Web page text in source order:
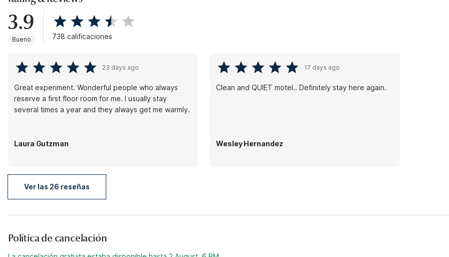
3.9
Bueno 738 calificaciones
23 days ago
Great experiment. Wonderful people who always
reserve a first floor room for me. I usually stay
several times a year and they always get me warmly.
Laura Gutzman
17 days ago
Clean and QUIET motel.. Definitely stay here again.
Wesley Hernandez
Ver las 26 reseñas
Política de cancelación